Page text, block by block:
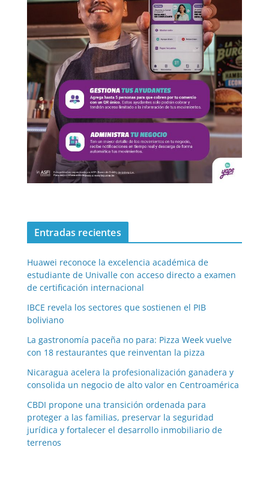
Entradas recientes
Huawei reconoce la excelencia académica de
estudiante de Univalle con acceso directo a examen
de certificación internacional
IBCE revela los sectores que sostienen el PIB
boliviano
La gastronomía paceña no para: Pizza Week vuelve
con 18 restaurantes que reinventan la pizza
Nicaragua acelera la profesionalización ganadera y
consolida un negocio de alto valor en Centroamérica
CBDI propone una transición ordenada para
proteger a las familias, preservar la seguridad
jurídica y fortalecer el desarrollo inmobiliario de
terrenos